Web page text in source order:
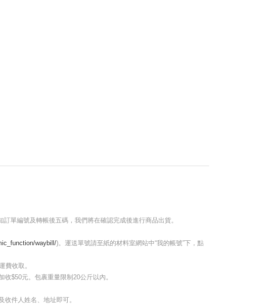
訂單編號及轉帳後五碼，我們將在確認完成後進行商品出貨。
waybill/)。運送單號請至紙的材料室網站中“我的帳號”下，點
費收取。
$50元。包裹重量限制20公斤以內。
件人姓名、地址即可。